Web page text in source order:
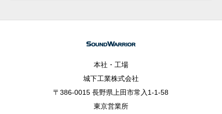
本社・工場
城下工業株式会社
〒386-0015 長野県上田市常入1-1-58
東京営業所